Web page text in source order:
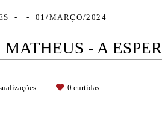
01/MARÇO/2024
- A
0 curtidas